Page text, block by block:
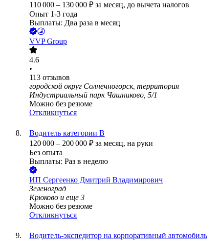
110 000 – 130 000 ₽ за месяц, до вычета налогов
Опыт 1-3 года
Выплаты: Два раза в месяц
VVP Group
4.6
•
113 отзывов
городской округ Солнечногорск, территория
Индустриальный парк Чашниково, 5/1
Можно без резюме
Откликнуться
Водитель категории В
120 000 – 200 000 ₽ за месяц, на руки
Без опыта
Выплаты: Раз в неделю
ИП Сергеенко Дмитрий Владимирович
Зеленоград
Крюково и еще 3
Можно без резюме
Откликнуться
Водитель-экспедитор на корпоративный автомобиль